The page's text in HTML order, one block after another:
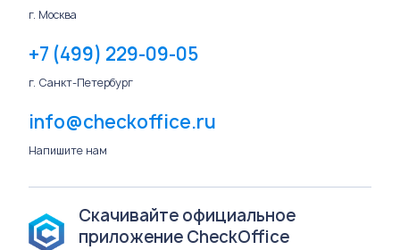
г. Москва
+7 (499) 229-09-05
г. Санкт-Петербург
info@checkoffice.ru
Напишите нам
Скачивайте официальное
приложение CheckOffice